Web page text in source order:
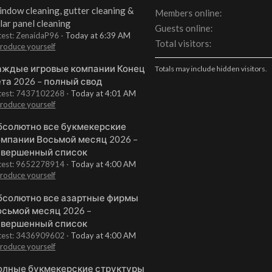
cleaning, gutter cleaning &
panel cleaning
ZenaidaP96
Today at 6:39 AM
yourself
игровые компании Конец
2026 – полный свод
7437102268
Today at 4:01 AM
yourself
все букмекерские
Восьмой месяц 2026 –
список
9652278914
Today at 4:00 AM
yourself
все азартные фирмы
месяц 2026 –
список
3436909602
Today at 4:00 AM
yourself
букмекерские структуры
Members online
Guests online
Total visitors
Totals may include hidden visitors.